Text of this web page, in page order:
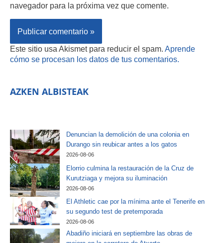
navegador para la próxima vez que comente.
Este sitio usa Akismet para reducir el spam. Aprende
cómo se procesan los datos de tus comentarios.
AZKEN ALBISTEAK
Denuncian la demolición de una colonia en
Durango sin reubicar antes a los gatos
2026-08-06
Elorrio culmina la restauración de la Cruz de
Kurutziaga y mejora su iluminación
2026-08-06
El Athletic cae por la mínima ante el Tenerife en
su segundo test de pretemporada
2026-08-06
Abadiño iniciará en septiembre las obras de